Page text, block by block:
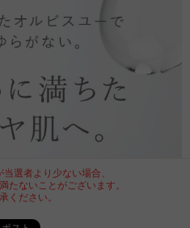
選者より少ない場合、
たないことがございます。
ください。